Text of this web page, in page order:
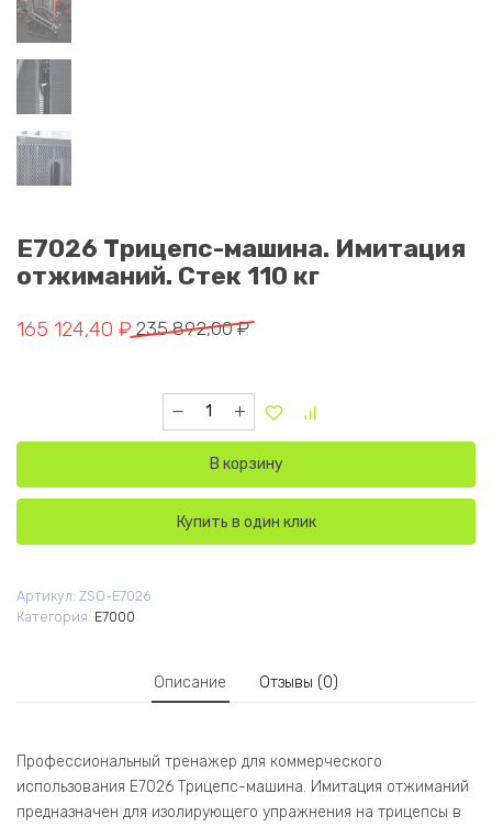
E7026 Трицепс-машина. Имитация
отжиманий. Стек 110 кг
235 892,00₽
Первоначальная цена составляла 235 892,00 ₽.
165 124,40 ₽
Текущая цена: 165 124,40 ₽.
Количество товара E7026 Трицепс-
В корзину
Купить в один клик
Артикул: ZSO-E7026
Категория: E7000
Описание Отзывы (0)
Профессиональный тренажер для коммерческого
использования E7026 Трицепс-машина. Имитация отжиманий
предназначен для изолирующего упражнения на трицепсы в